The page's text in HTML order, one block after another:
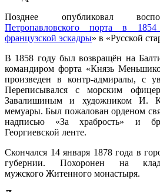
Позднее опубликовал
Петропавловского порта в
французской эскадры» в «Русской
В 1858 году был возвращён на
командиром форта «Князь
произведен в контр-адмиралы, с
Переписывался с морским
Завалишиным и художником И.
мемуары. Был пожалован орденом
надписью «За храбрость» и
Георгиевской ленте.
Скончался 14 января 1878 года в
губернии. Похоронен на
мужского Житенного монастыря.